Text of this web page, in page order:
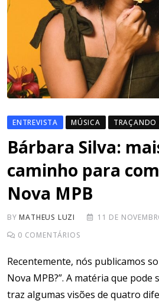
ENTREVISTA MÚSICA TRAÇANDO
Bárbara Silva:
caminho para
Nova MPB
BYMATHEUS LUZI
11 DE
0 COMENTÁRIOS
Recentemente, nós publicamos
Nova MPB?”. A matéria que pode
traz algumas visões de quatro